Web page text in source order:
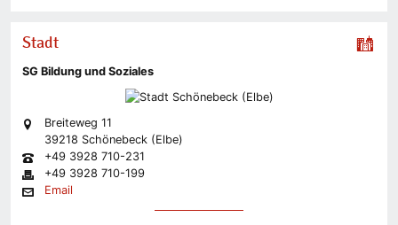
Stadt
SG Bildung und Soziales
Breiteweg 11
39218 Schönebeck (Elbe)
+49 3928 710-231
+49 3928 710-199
Email